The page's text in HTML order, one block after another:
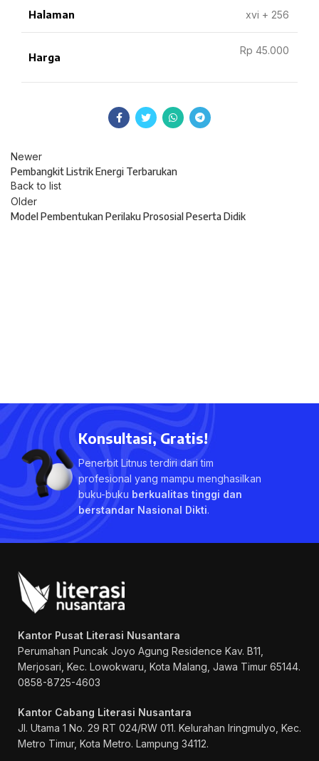
Halaman xvi + 256
Harga
Rp 45.000
Newer
Pembangkit Listrik Energi Terbarukan
Back to list
Older
Model Pembentukan Perilaku Prososial Peserta Didik
Konsultasi, Gratis!
Penerbit Litnus terdiri dari tim
profesional yang mampu menghasilkan
buku-buku berkualitas tinggi dan
berstandar Nasional Dikti.
Kantor Pusat Literasi Nusantara
Perumahan Puncak Joyo Agung Residence Kav. B11,
Merjosari, Kec. Lowokwaru, Kota Malang, Jawa Timur 65144.
0858-8725-4603
Kantor Cabang Literasi Nusantara
Jl. Utama 1 No. 29 RT 024/RW 011. Kelurahan Iringmulyo, Kec.
Metro Timur, Kota Metro. Lampung 34112.